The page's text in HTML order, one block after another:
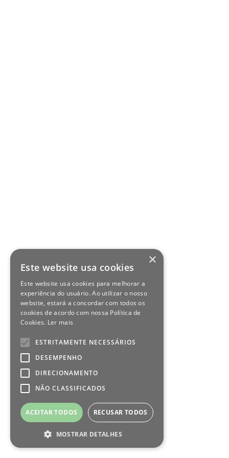
×
Este website usa cookies
Este website usa cookies para melhorar a
experiência do usuário. Ao utilizar o nosso
website, estará a concordar com todos os
cookies de acordo com nossa Política de
Cookies. Ler mais
ESTRITAMENTE NECESSÁRIOS
DESEMPENHO
DIRECIONAMENTO
NÃO CLASSIFICADOS
ACEITAR TODOS RECUSAR TODOS
MOSTRAR DETALHES